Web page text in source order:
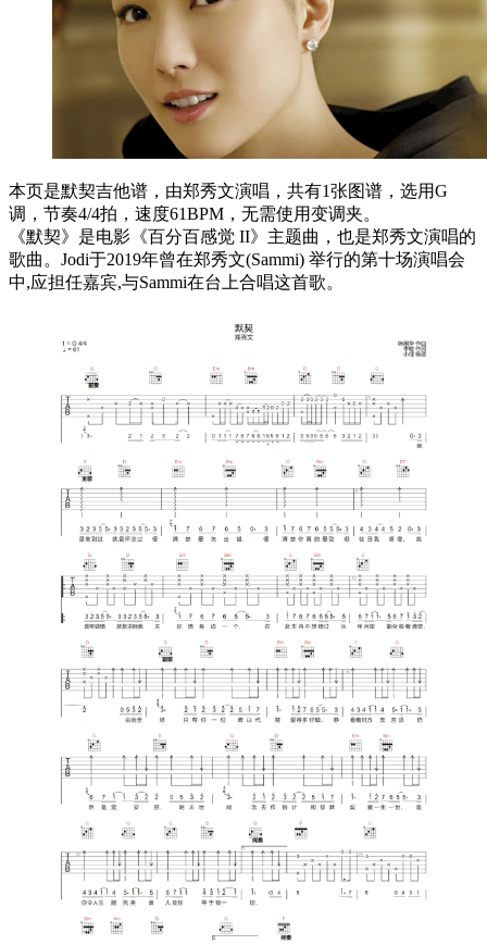
本页是默契吉他谱，由郑秀文演唱，共有1张图谱，选用G
调，节奏4/4拍，速度61BPM，无需使用变调夹。
《默契》是电影《百分百感觉 II》主题曲，也是郑秀文演唱的
歌曲。Jodi于2019年曾在郑秀文(Sammi) 举行的第十场演唱会
中,应担任嘉宾,与Sammi在台上合唱这首歌。